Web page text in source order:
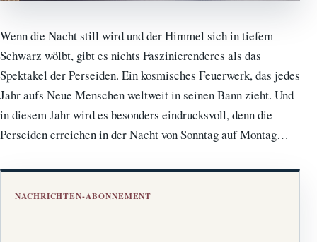
Wenn die Nacht still wird und der Himmel sich in tiefem
Schwarz wölbt, gibt es nichts Faszinierenderes als das
Spektakel der Perseiden. Ein kosmisches Feuerwerk, das jedes
Jahr aufs Neue Menschen weltweit in seinen Bann zieht. Und
in diesem Jahr wird es besonders eindrucksvoll, denn die
Perseiden erreichen in der Nacht von Sonntag auf Montag…
NACHRICHTEN-ABONNEMENT